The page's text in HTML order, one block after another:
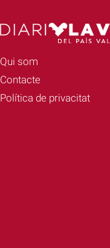
Qui som
Contacte
Política de privacitat